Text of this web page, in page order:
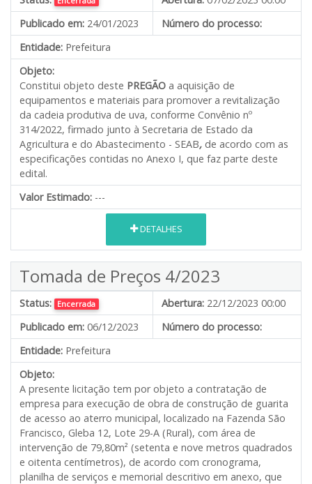
Publicado em: 24/01/2023
Número do processo:
Entidade: Prefeitura
Objeto:
Constitui objeto deste PREGÃO a aquisição de
equipamentos e materiais para promover a revitalização
da cadeia produtiva de uva, conforme Convênio nº
314/2022, firmado junto à Secretaria de Estado da
Agricultura e do Abastecimento - SEAB, de acordo com as
especificações contidas no Anexo I, que faz parte deste
edital.
Valor Estimado: ---
DETALHES
Tomada de Preços 4/2023
Status: Encerrada Abertura: 22/12/2023 00:00
Publicado em: 06/12/2023
Número do processo:
Entidade: Prefeitura
Objeto:
A presente licitação tem por objeto a contratação de
empresa para execução de obra de construção de guarita
de acesso ao aterro municipal, localizado na Fazenda São
Francisco, Gleba 12, Lote 29-A (Rural), com área de
intervenção de 79,80m² (setenta e nove metros quadrados
e oitenta centímetros), de acordo com cronograma,
planilha de serviços e memorial descritivo em anexo, que